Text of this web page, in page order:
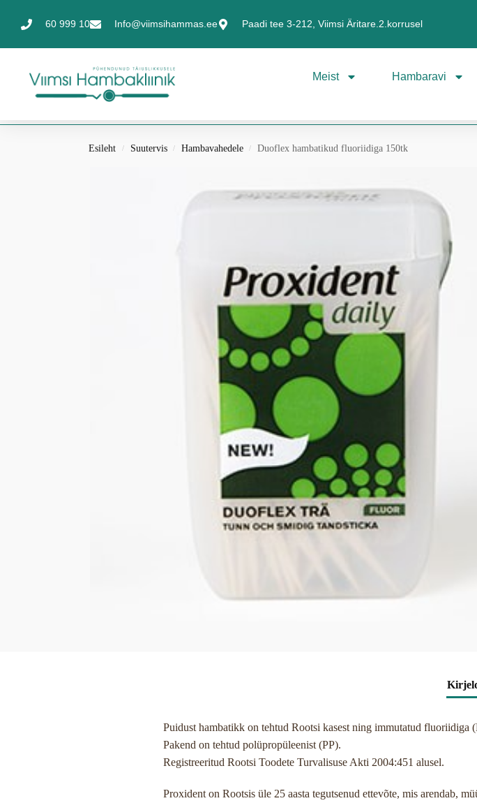
60 999 10 Info@viimsihammas.ee Paadi tee 3-212, Viimsi Äritare.2.korrusel
Meist Hambaravi
Esileht / Suutervis / Hambavahedele / Duoflex hambatikud fluoriidiga 150tk
Puidust hambatikk on tehtud Rootsi kasest ning immutatud fluoriidiga
Pakend on tehtud polüpropüleenist (PP).
Registreeritud Rootsi Toodete Turvalisuse Akti 2004:451 alusel.
Proxident on Rootsis üle 25 aasta tegutsenud ettevõte, mis arendab,